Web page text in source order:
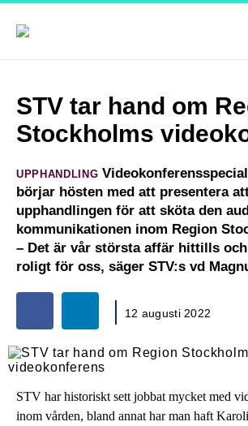
STV tar hand om
Stockholms
UPPHANDLING
börjar hösten med att presentera
upphandlingen för att sköta den
kommunikationen inom Region
– Det är vår största affär hittills
roligt för oss, säger STV:s vd
12 augusti 2022
STV har historiskt sett jobbat mycket med
inom vården, bland annat har man haft